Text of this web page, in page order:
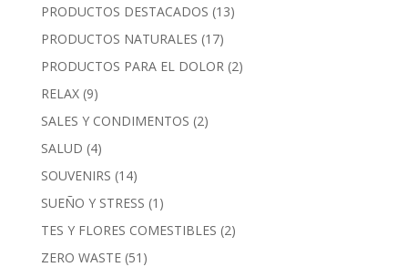
PRODUCTOS DESTACADOS (13)
PRODUCTOS NATURALES (17)
PRODUCTOS PARA EL DOLOR (2)
RELAX (9)
SALES Y CONDIMENTOS (2)
SALUD (4)
SOUVENIRS (14)
SUEÑO Y STRESS (1)
TES Y FLORES COMESTIBLES (2)
ZERO WASTE (51)